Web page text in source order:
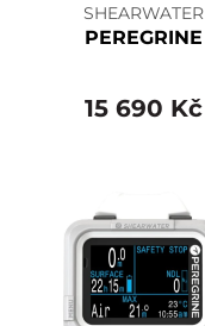
SHEARWATER
PEREGRINE
15 690 Kč